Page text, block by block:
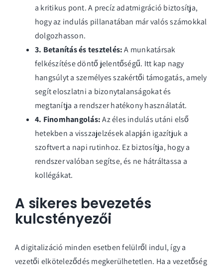
a kritikus pont. A precíz adatmigráció biztosítja,
hogy az indulás pillanatában már valós számokkal
dolgozhasson.
3. Betanítás és tesztelés:A munkatársak
felkészítése döntő jelentőségű. Itt kap nagy
hangsúlyt a személyes szakértői támogatás, amely
segít eloszlatni a bizonytalanságokat és
megtanítja a rendszer hatékony használatát.
4. Finomhangolás:Az éles indulás utáni első
hetekben a visszajelzések alapján igazítjuk a
szoftvert a napi rutinhoz. Ez biztosítja, hogy a
rendszer valóban segítse, és ne hátráltassa a
kollégákat.
A sikeres bevezetés
kulcstényezői
A digitalizáció minden esetben felülről indul, így a
vezetői elköteleződés megkerülhetetlen. Ha a vezetőség